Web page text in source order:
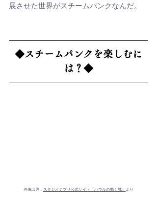
展させた世界がスチームパンクなんだ。
◆スチームパンクを楽しむに
は？ ◆
画像出典： スタジオジブリ公式サイト『ハウルの動く城』 より